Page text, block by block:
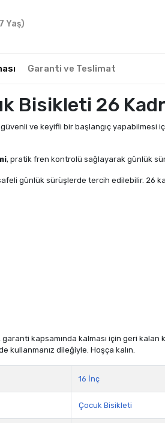
Yaş)
Garanti ve Teslimat
Bisikleti 26
ve keyifli bir başlangıç yapabilmesi
, pratik fren kontrolü sağlayarak günlük
günlük sürüşlerde tercih edilebilir. 26
kapsamında kalması için geri kalan
kullanmanız dileğiyle. Hoşça kalın.
16 İnç
Çocuk Bisikleti